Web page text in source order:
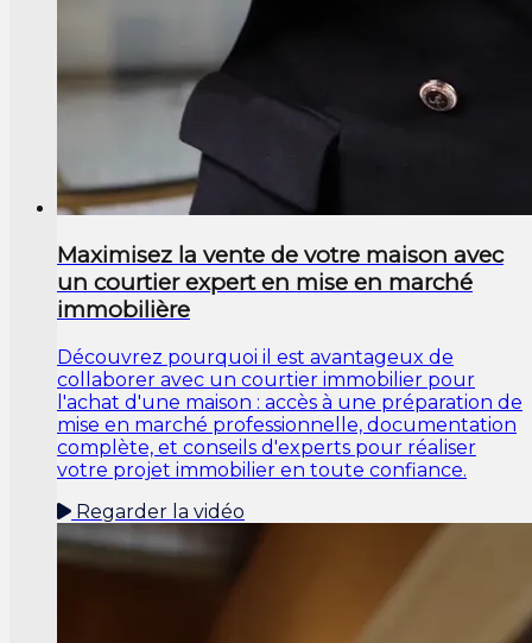
Maximisez la vente de votre maison avec
un courtier expert en mise en marché
immobilière
Découvrez pourquoi il est avantageux de
collaborer avec un courtier immobilier pour
l'achat d'une maison : accès à une préparation de
mise en marché professionnelle, documentation
complète, et conseils d'experts pour réaliser
votre projet immobilier en toute confiance.
Regarder la vidéo